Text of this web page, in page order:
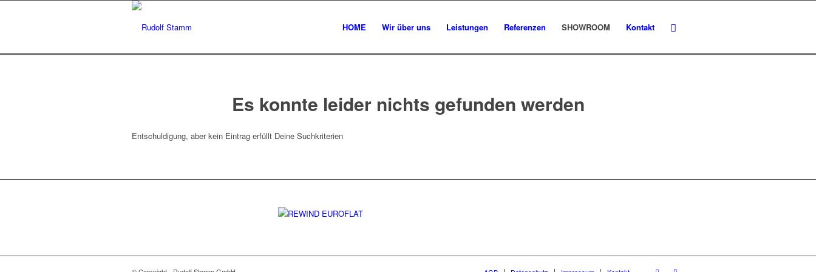
HOME Wir über uns Leistungen Referenzen SHOWROOM Kontakt
Es konnte leider nichts gefunden werden
Entschuldigung, aber kein Eintrag erfüllt Deine Suchkriterien